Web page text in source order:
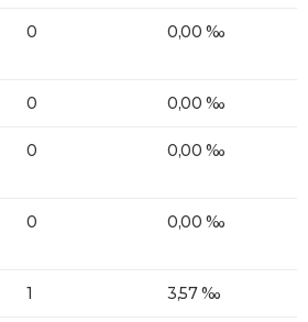
0 0,00 ‰
0 0,00 ‰
0 0,00 ‰
0 0,00 ‰
1 3,57 ‰